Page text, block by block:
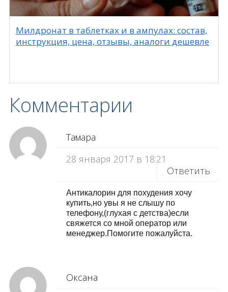
Милдронат в таблетках и в ампулах: состав,
инструкция, цена, отзывы, аналоги дешевле
Комментарии
Тамара
28 января 2017 в 18:21
Ответить
Антикалорин для похудения хочу
купить,но увы я не слышу по
телефону,(глухая с детства)если
свяжется со мной оператор или
менеджер.Помогите пожалуйста.
Оксана